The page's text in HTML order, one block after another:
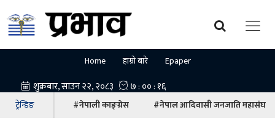
Home हाम्रो बारे Epaper
ट्रेन्डिङ #नेपाली काङ्ग्रेस #नेपाल आदिवासी जनजाति महासंघ